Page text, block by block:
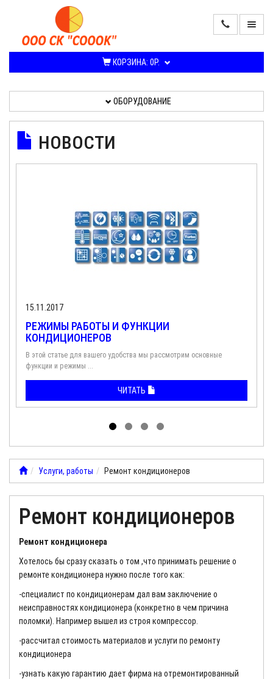
КОРЗИНА: 0Р.
ПРОДАЖА
СИСТЕМ
РАБОТЫ
ОБОРУДОВАНИЕ
НОВОСТИ
15.11.2017
РЕЖИМЫ РАБОТЫ И ФУНКЦИИ
КОНДИЦИОНЕРОВ
В этой статье для вашего удобства мы рассмотрим основные
функции и режимы ...
ЧИТАТЬ
Услуги, работы Ремонт кондиционеров
Ремонт кондиционеров
Ремонт кондиционера
Хотелось бы сразу сказать о том ,что принимать решение о
ремонте кондиционера нужно после того как:
-специалист по кондиционерам дал вам заключение о
неисправностях кондиционера (конкретно в чем причина
поломки). Например вышел из строя компрессор.
-рассчитал стоимость материалов и услуги по ремонту
кондиционера
-узнать какую гарантию дает фирма на отремонтированный